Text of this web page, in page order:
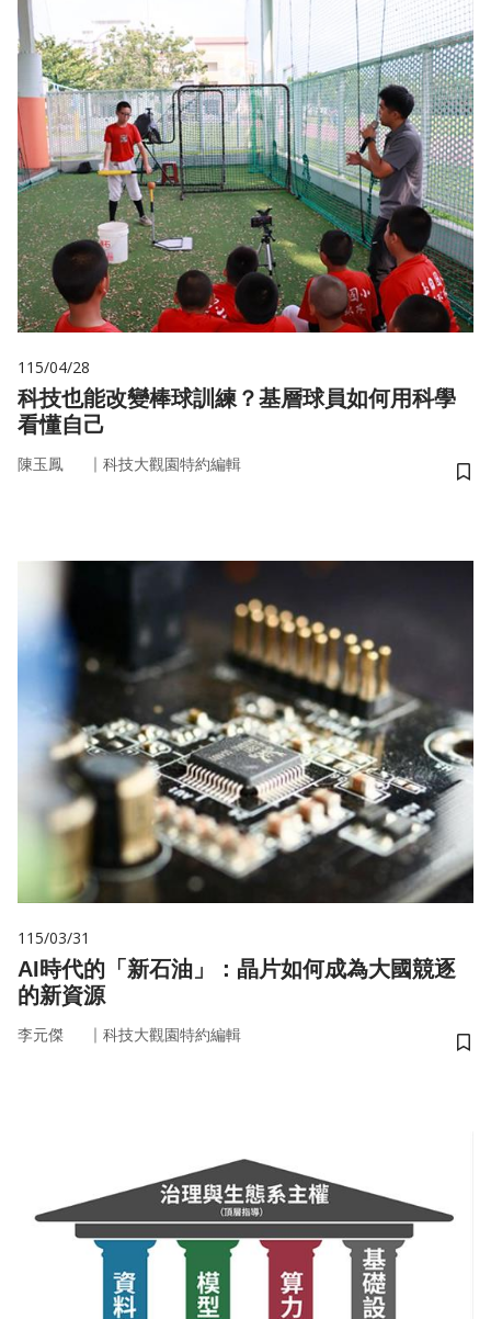
115/04/28
科技也能改變棒球訓練？基層球員如何用科學
看懂自己
陳玉鳳 ｜ 科技大觀園特約編輯
儲
115/03/31
AI時代的「新石油」：晶片如何成為大國競逐
的新資源
李元傑 ｜ 科技大觀園特約編輯
儲